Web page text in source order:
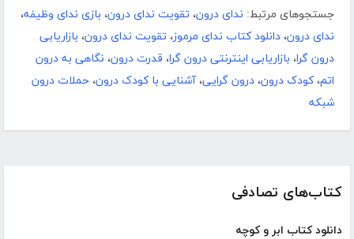
کتاب‌های تصادفی
دانلود کتاب ابر و کوچه
جستجوهای مرتبط: ندای درون، تقویت ندای درون، بازی ندای وظیفه،
ندای درون، دانلود کتاب ندای مرموز، تقویت ندای درون، بازاریابی
درون گرا، بازاریابی اینترنتی درون گرا، قدرت درون، نگاهی به درون
اتم،کودک درون، درون گرایی،آشنایی با کودک درون، حملات درون
شبکه